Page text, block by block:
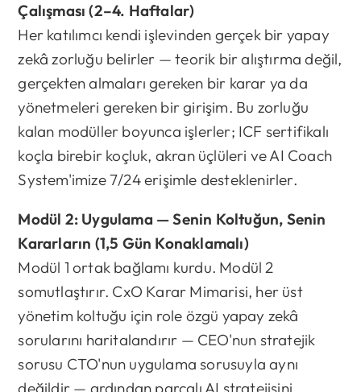
Çalışması (2–4. Haftalar)
Her katılımcı kendi işlevinden gerçek bir yapay
zekâ zorluğu belirler — teorik bir alıştırma değil,
gerçekten almaları gereken bir karar ya da
yönetmeleri gereken bir girişim. Bu zorluğu
kalan modüller boyunca işlerler; ICF sertifikalı
koçla birebir koçluk, akran üçlüleri ve AI Coach
System'imize 7/24 erişimle desteklenirler.
Modül 2: Uygulama — Senin Koltuğun, Senin
Kararların (1,5 Gün Konaklamalı)
Modül 1 ortak bağlamı kurdu. Modül 2
somutlaştırır. CxO Karar Mimarisi, her üst
yönetim koltuğu için role özgü yapay zekâ
sorularını haritalandırır — CEO'nun stratejik
sorusu CTO'nun uygulama sorusuyla aynı
değildir — ardından parçalı AI stratejisini